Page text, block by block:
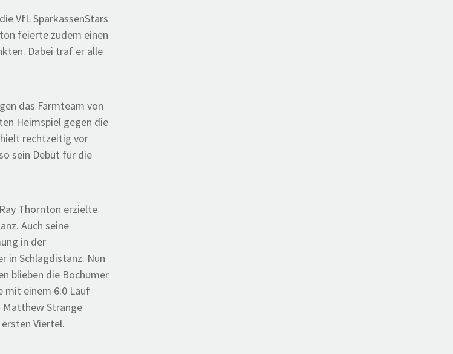
VfL SparkassenStars
feierte zudem einen
Dabei traf er alle
das Farmteam von
Heimspiel gegen die
rechtzeitig vor
sein Debüt für die
Thornton erzielte
Auch seine
in der
in Schlagdistanz. Nun
blieben die Bochumer
mit einem 6:0 Lauf
Matthew Strange
Viertel.